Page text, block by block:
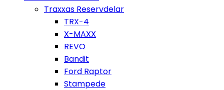
Traxxas Reservdelar
TRX-4
X-MAXX
REVO
Bandit
Ford Raptor
Stampede